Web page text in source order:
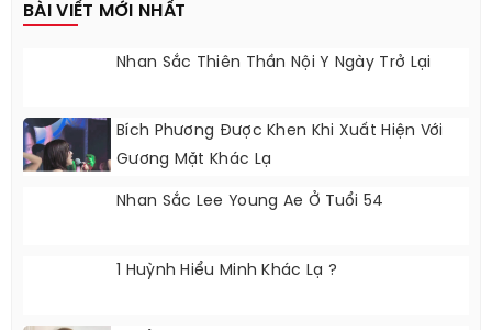
BÀI VIẾT MỚI NHẤT
Nhan Sắc Thiên Thần Nội Y Ngày Trở Lại
Bích Phương Được Khen Khi Xuất Hiện Với
Gương Mặt Khác Lạ
Nhan Sắc Lee Young Ae Ở Tuổi 54
1 Huỳnh Hiểu Minh Khác Lạ ?